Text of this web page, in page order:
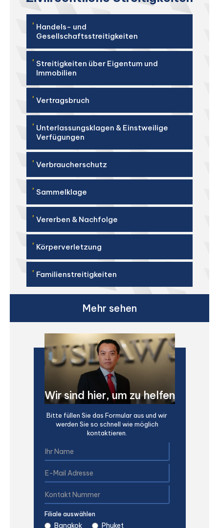
' Handels- und
Gesellschaftsstreitigkeiten
' Streitigkeiten über Eigentum und
Immobilien
' Vertragsbruch
' Unterlassungsklagen & Einstweilige
Verfügungen
' Verbraucherschutz
' Sammelklage
' Vererben & Nachfolge
' Körperverletzung
' Familienstreitigkeiten
Mehr sehen
Wir sind hier, um zu helfen
Bitte füllen Sie das Formular aus und wir
werden Sie so schnell wie möglich
kontaktieren.
Filiale auswählen
Bangkok Phuket